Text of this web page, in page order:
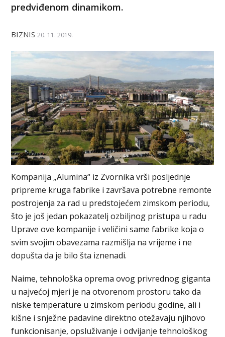
predviđenom dinamikom.
BIZNIS 20. 11. 2019.
Kompanija „Alumina“ iz Zvornika vrši posljednje
pripreme kruga fabrike i završava potrebne remonte
postrojenja za rad u predstojećem zimskom periodu,
što je još jedan pokazatelj ozbiljnog pristupa u radu
Uprave ove kompanije i veličini same fabrike koja o
svim svojim obavezama razmišlja na vrijeme i ne
dopušta da je bilo šta iznenadi.
Naime, tehnološka oprema ovog privrednog giganta
u najvećoj mjeri je na otvorenom prostoru tako da
niske temperature u zimskom periodu godine, ali i
kišne i snježne padavine direktno otežavaju njihovo
funkcionisanje, opsluživanje i odvijanje tehnološkog